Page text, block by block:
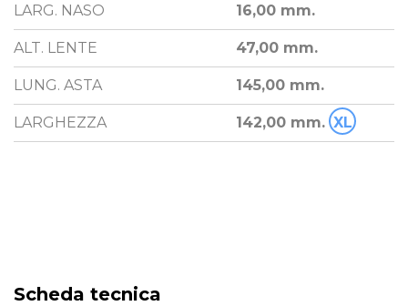
LARG. NASO 16,00 mm.
ALT. LENTE 47,00 mm.
LUNG. ASTA 145,00 mm.
LARGHEZZA 142,00 mm. XL
Scheda tecnica